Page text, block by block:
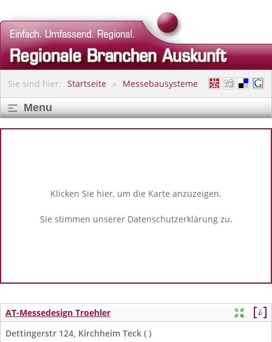
Sie sind hier: Startseite Messebausysteme
Menu
Klicken Sie hier, um die Karte anzuzeigen.
Sie stimmen unserer Datenschutzerklärungzu.
AT-Messedesign Troehler
Dettingerstr 124, Kirchheim Teck ( )